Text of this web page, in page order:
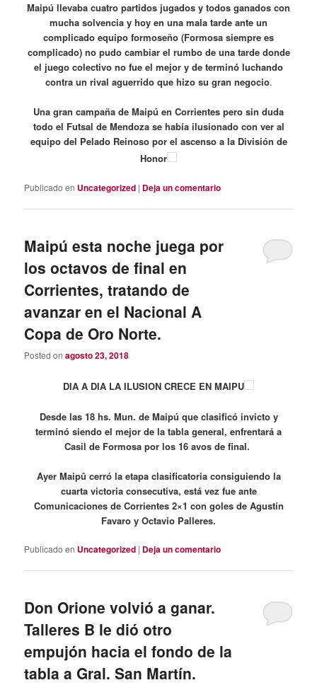
Maipú llevaba cuatro partidos jugados y todos ganados con
mucha solvencia y hoy en una mala tarde ante un
complicado equipo formoseño (Formosa siempre es
complicado) no pudo cambiar el rumbo de una tarde donde
el juego colectivo no fue el mejor y de terminó luchando
contra un rival aguerrido que hizo su gran negocio.
Una gran campaña de Maipú en Corrientes pero sin duda
todo el Futsal de Mendoza se había ilusionado con ver al
equipo del Pelado Reinoso por el ascenso a la División de
Honor
Publicado en Uncategorized | Deja un comentario
Maipú esta noche juega por
los octavos de final en
Corrientes, tratando de
avanzar en el Nacional A
Copa de Oro Norte.
Posted onagosto 23, 2018
DIA A DIA LA ILUSION CRECE EN MAIPU
Desde las 18 hs. Mun. de Maipú que clasificó invicto y
terminó siendo el mejor de la tabla general, enfrentará a
Casil de Formosa por los 16 avos de final.
Ayer Maipû cerró la etapa clasificatoria consiguiendo la
cuarta victoria consecutiva, está vez fue ante
Comunicaciones de Corrientes 2×1 con goles de Agustín
Favaro y Octavio Palleres.
Publicado en Uncategorized | Deja un comentario
Don Orione volvió a ganar.
Talleres B le dió otro
empujón hacia el fondo de la
tabla a Gral. San Martín.